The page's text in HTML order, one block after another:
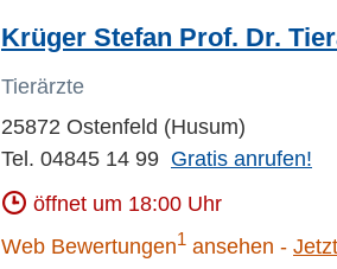
Krüger Stefan Prof. Dr.
Tierärzte
25872 Ostenfeld (Husum)
Tel. 04845 14 99 Gratis anrufen!
öffnet um 18:00 Uhr
Web Bewertungen1 ansehen